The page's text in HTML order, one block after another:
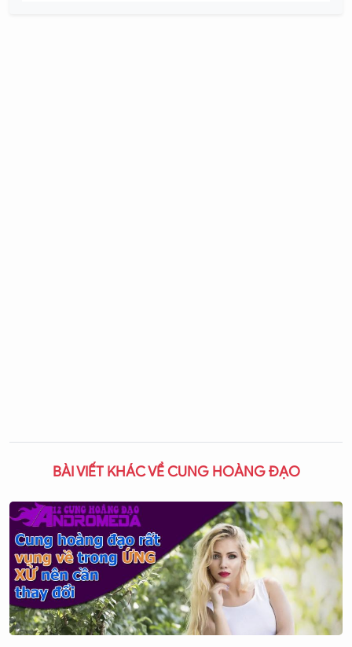
BÀI VIẾT KHÁC VỀ CUNG HOÀNG ĐẠO